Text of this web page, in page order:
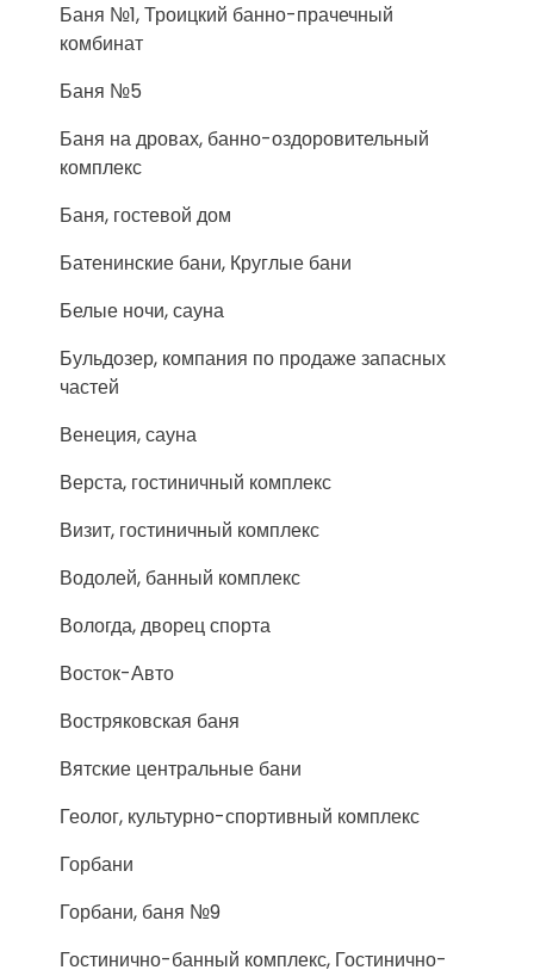
Баня №1, Троицкий банно-прачечный
комбинат
Баня №5
Баня на дровах, банно-оздоровительный
комплекс
Баня, гостевой дом
Батенинские бани, Круглые бани
Белые ночи, сауна
Бульдозер, компания по продаже запасных
частей
Венеция, сауна
Верста, гостиничный комплекс
Визит, гостиничный комплекс
Водолей, банный комплекс
Вологда, дворец спорта
Восток-Авто
Востряковская баня
Вятские центральные бани
Геолог, культурно-спортивный комплекс
Горбани
Горбани, баня №9
Гостинично-банный комплекс, Гостинично-